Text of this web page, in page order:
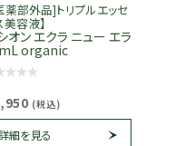
薬部外品]トリプルエッセ
美容液】
オン エクラ ニュー エラ
organic
(税込)
細を見る